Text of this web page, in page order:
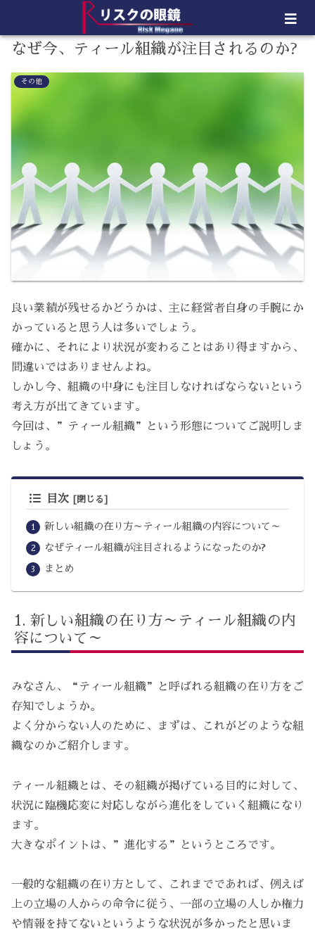
なぜ今、ティール組織が注目されるのか?
その他
良い業績が残せるかどうかは、主に経営者自身の手腕にか
かっていると思う人は多いでしょう。
確かに、それにより状況が変わることはあり得ますから、
間違いではありませんよね。
しかし今、組織の中身にも注目しなければならないという
考え方が出てきています。
今回は、”ティール組織”という形態についてご説明しま
しょう。
目次
新しい組織の在り方～ティール組織の内容について～
なぜティール組織が注目されるようになったのか?
まとめ
新しい組織の在り方～ティール組織の内
容について～
みなさん、“ティール組織”と呼ばれる組織の在り方をご
存知でしょうか。
よく分からない人のために、まずは、これがどのような組
織なのかご紹介します。
ティール組織とは、その組織が掲げている目的に対して、
状況に臨機応変に対応しながら進化をしていく組織になり
ます。
大きなポイントは、”進化する”というところです。
一般的な組織の在り方として、これまでであれば、例えば
上の立場の人からの命令に従う、一部の立場の人しか権力
や情報を持てないというような状況が多かったと思いま